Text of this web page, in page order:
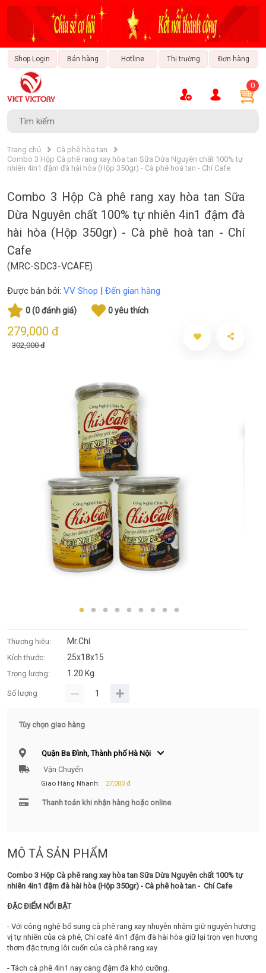
Shop Login Bán hàng Hotline Thị trường Đơn hàng
0
Trang chủ
Cà phê hòa tan
Combo 3 Hộp Cà phê rang xay hòa tan Sữa Dừa Nguyên chất 100% tự
nhiên 4in1 đậm đà hài hòa (Hộp 350gr) - Cà phê hoà tan - Chí Cafe
Combo 3 Hộp Cà phê rang xay hòa tan Sữa
Dừa Nguyên chất 100% tự nhiên 4in1 đậm đà
hài hòa (Hộp 350gr) - Cà phê hoà tan - Chí
Cafe
(MRC-SDC3-VCAFE)
Được bán bởi: VV Shop | Đến gian hàng
0 (0 đánh giá) 0 yêu thích
279,000 đ
302,000 đ
Thương hiệu: Mr.Chí
Kích thước: 25x18x15
Trọng lượng: 1.20 Kg
Số lượng
Tùy chọn giao hàng
Quận Ba Đình, Thành phố Hà Nội
Vận Chuyển
Giao Hàng Nhanh: 27,000 đ
Thanh toán khi nhận hàng hoặc online
MÔ TẢ SẢN PHẨM
Combo 3 Hộp Cà phê rang xay hòa tan Sữa Dừa Nguyên chất 100% tự
nhiên 4in1 đậm đà hài hòa (Hộp 350gr) - Cà phê hoà tan - Chí Cafe
ĐẶC ĐIỂM NỔI BẬT
- Với công nghệ bổ sung cà phê rang xay nhuyễn nhằm giữ nguyên hương
vị tự nhiên của cà phê, Chí café 4in1 đậm đà hài hòa giữ lại trọn vẹn hương
thơm đặc trưng lôi cuốn của cà phê rang xay.
- Tách cà phê 4in1 nay càng đậm đà khó cưỡng.